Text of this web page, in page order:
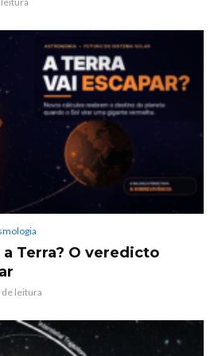
Terra? O veredicto
leitura